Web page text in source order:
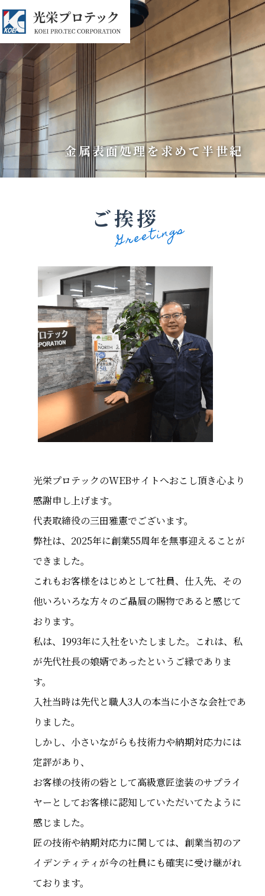
金属表面処理を求めて半世紀
ご挨拶
光栄プロテックのWEBサイトへおこし頂き心より
感謝申し上げます。
代表取締役の三田雅憲でございます。
弊社は、2025年に創業55周年を無事迎えることが
できました。
これもお客様をはじめとして社員、仕入先、その
他いろいろな方々のご贔屓の賜物であると感じて
おります。
私は、1993年に入社をいたしました。これは、私
が先代社長の娘婿であったというご縁でありま
す。
入社当時は先代と職人3人の本当に小さな会社であ
りました。
しかし、小さいながらも技術力や納期対応力には
定評があり、
お客様の技術の砦として高級意匠塗装のサプライ
ヤーとしてお客様に認知していただいてたように
感じました。
匠の技術や納期対応力に関しては、創業当初のア
イデンティティが今の社員にも確実に受け継がれ
ております。